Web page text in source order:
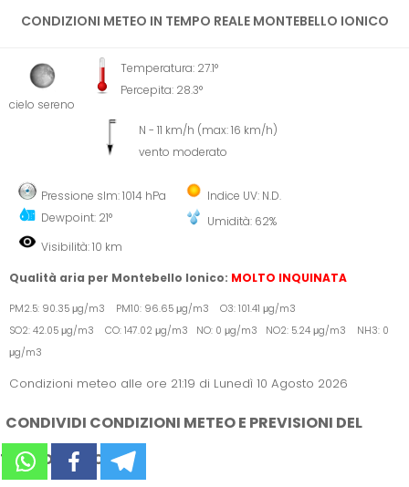
CONDIZIONI METEO IN TEMPO REALE MONTEBELLO IONICO
cielo sereno
Temperatura: 27.1°
Percepita: 28.3°
N - 11 km/h (max: 16 km/h)
vento moderato
Pressione slm: 1014 hPa
Dewpoint: 21°
Indice UV: N.D.
Umidità: 62%
Visibilità: 10 km
Qualità aria per Montebello Ionico: MOLTO INQUINATA
PM2.5: 90.35 μg/m3 PM10: 96.65 μg/m3 O3: 101.41 μg/m3
SO2: 42.05 μg/m3 CO: 147.02 μg/m3 NO: 0 μg/m3 NO2: 5.24 μg/m3 NH3: 0
μg/m3
Condizioni meteo alle ore 21:19 di Lunedì 10 Agosto 2026
CONDIVIDI CONDIZIONI METEO E PREVISIONI DEL
TEMPO SUI SOCIAL